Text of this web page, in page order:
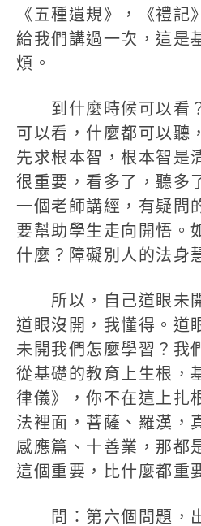
《五種遺規》，《禮
給我們講過一次，這是
煩。
到什麼時候可以看？
可以看，什麼都可以聽
先求根本智，根本智是
很重要，看多了，聽多
一個老師講經，有疑問
要幫助學生走向開悟。
什麼？障礙別人的法身
所以，自己道眼未開
道眼沒開，我懂得。道
未開我們怎麼學習？我
從基礎的教育上生根，
律儀》，你不在這上扎
法裡面，菩薩、羅漢，
感應篇、十善業，那都
這個重要，比什麼都重
問：第六個問題，出